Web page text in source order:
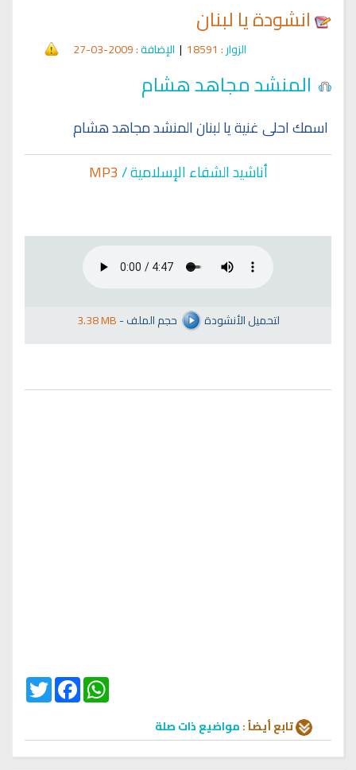
انشودة يا لبنان
الزوار: 18591
| الإضافة: 2009-03-27
المنشد مجاهد هشام
اسمك احلى غنية يا لبنان المنشد مجاهد هشام
أناشيد الشفاء الإسلامية /MP3
3.38 MB- لتحميل الأنشودة حجم الملف
Twitter
FacebookWhatsApp
تابع أيضاً :مواضيع ذات صلة